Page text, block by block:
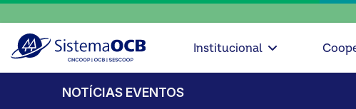
Institucional
NOTÍCIAS EVENTOS